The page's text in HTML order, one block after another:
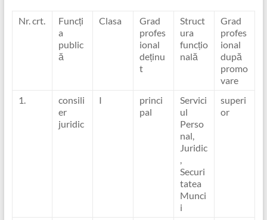
Nr. crt.
Funcți
a
public
ă
Clasa
Grad
profes
ional
deținu
t
Struct
ura
funcțio
nală
Grad
profes
ional
după
promo
vare
1.
consili
er
juridic
I
princi
pal
Servici
ul
Perso
nal,
Juridic
Securi
tatea
Munci
i
superi
or